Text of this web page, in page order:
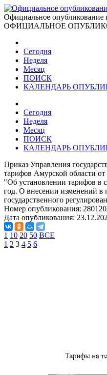
Официальное опубликование
ОФИЦИАЛЬНОЕ
Сегодня
Неделя
Месяц
ПОИСК
КАЛЕНДАРЬ
Сегодня
Неделя
Месяц
ПОИСК
КАЛЕНДАРЬ
Приказ Управления
тарифов Амурской области
"Об установлении тарифов в
год. О внесении изменений в
государственного
Номер опубликования:
Дата опубликования:
1 10 20 50 ВСЕ
1 2 3 4 5 6